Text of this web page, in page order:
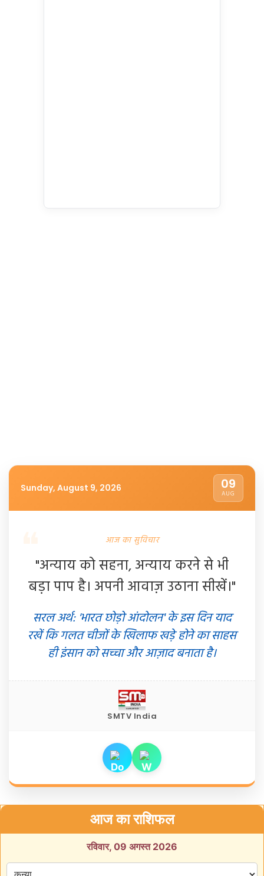
Sunday, August 9, 2026 09
AUG
आज का सुविचार
"अन्याय को सहना, अन्याय करने से भी
बड़ा पाप है। अपनी आवाज़ उठाना सीखें।"
सरल अर्थ: 'भारत छोड़ो आंदोलन' के इस दिन याद
रखें कि गलत चीजों के खिलाफ खड़े होने का साहस
ही इंसान को सच्चा और आज़ाद बनाता है।
SMTV India
आज का राशिफल
रविवार, 09 अगस्त 2026